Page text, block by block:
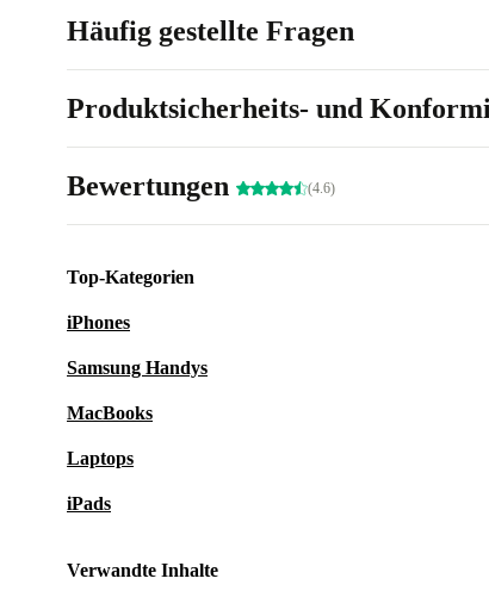
Häufig gestellte Fragen
Produktsicherheits- und
Bewertungen (4.6)
Top-Kategorien
iPhones
Samsung Handys
MacBooks
Laptops
iPads
Verwandte Inhalte